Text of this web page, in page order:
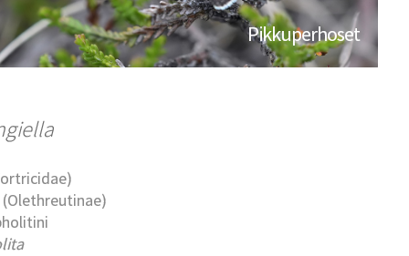
Pikkuperhoset